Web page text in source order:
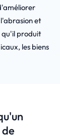
et
qu'il produit
les biens